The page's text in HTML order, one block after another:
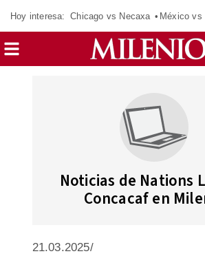
Hoy interesa: Chicago vs Necaxa México vs
Noticias de Nations
Concacaf en
21.03.2025/